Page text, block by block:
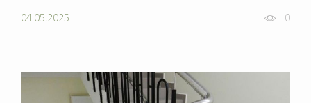
04.05.2025
- 0